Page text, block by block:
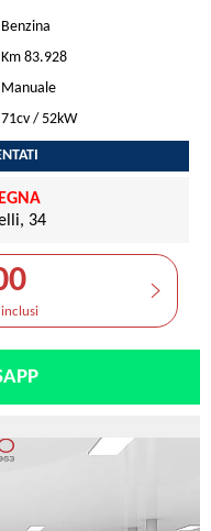
Benzina
Km 83.928
Manuale
71cv / 52kW
34